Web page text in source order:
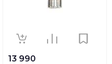
13 990